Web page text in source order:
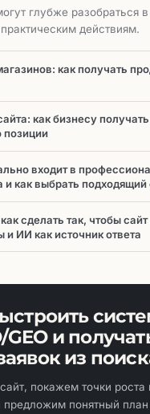
глубже разобраться
действиям.
как получать
как бизнесу получать
позиции
входит в
и как выбрать
сделать так, чтобы
ИИ как источник ответа
GEO и
из
покажем точки роста
предложим понятный